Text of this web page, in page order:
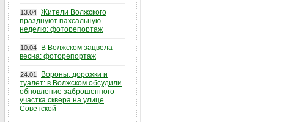
13.04 Жители Волжского
празднуют пахсальную
неделю: фоторепортаж
10.04
В Волжском зацвела
весна: фоторепортаж
24.01
Вороны, дорожки и
туалет: в Волжском обсудили
обновление заброшенного
участка сквера на улице
Советской